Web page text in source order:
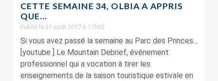
CETTE SEMAINE 34, OLBIA A APPRIS
QUE…
Publié le 25 août 2017 à 11h03
Si vous avez passé la semaine au Parc des Princes...
[youtube ] Le Mountain Debrief, événement
professionnel qui a vocation à tirer les
enseignements de la saison touristique estivale en